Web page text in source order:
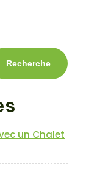
Recherche
un Chalet